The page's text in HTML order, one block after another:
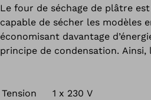
Le four de séchage de plâtre
capable de sécher les modèles
économisant davantage
principe de condensation. Ainsi,
que les emboîtures de
Tension
1 x 230 V